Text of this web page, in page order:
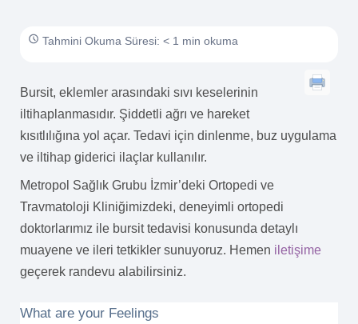
Tahmini Okuma Süresi: < 1 min okuma
Bursit, eklemler arasındaki sıvı keselerinin
iltihaplanmasıdır. Şiddetli ağrı ve hareket
kısıtlılığına yol açar. Tedavi için dinlenme, buz uygulama
ve iltihap giderici ilaçlar kullanılır.
Metropol Sağlık Grubu İzmir’deki Ortopedi ve
Travmatoloji Kliniğimizdeki, deneyimli ortopedi
doktorlarımız ile bursit tedavisi konusunda detaylı
muayene ve ileri tetkikler sunuyoruz. Hemen iletişime
geçerek randevu alabilirsiniz.
What are your Feelings